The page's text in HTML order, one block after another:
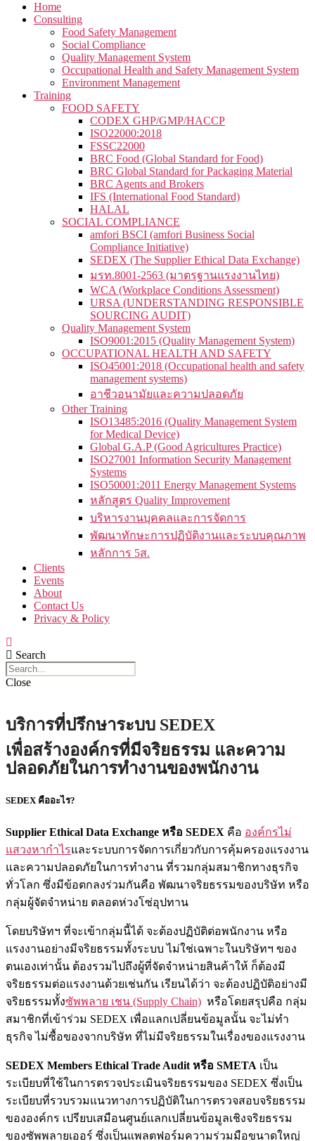
Home
Consulting
Food Safety Management
Social Compliance​
Quality Management System
Occupational Health and Safety Management System
Environment Management
Training
FOOD SAFETY
CODEX GHP/GMP/HACCP
ISO22000:2018
FSSC22000
BRC Food (Global Standard for Food)
BRC Global Standard for Packaging Material
BRC Agents and Brokers
IFS (International Food Standard)
HALAL
SOCIAL COMPLIANCE
amfori BSCI (amfori Business Social
Compliance Initiative)
SEDEX (The Supplier Ethical Data Exchange)
มรท.8001-2563 (มาตรฐานแรงงานไทย)
WCA (Workplace Conditions Assessment)
URSA (UNDERSTANDING RESPONSIBLE
SOURCING AUDIT)
Quality Management System
ISO9001:2015 (Quality Management System)
OCCUPATIONAL HEALTH AND SAFETY
ISO45001:2018 (Occupational health and safety
management systems)
อาชีวอนามัยและความปลอดภัย
Other Training
ISO13485:2016 (Quality Management System
for Medical Device)
Global G.A.P (Good Agricultures Practice)
ISO27001 Information Security Management
Systems
ISO50001:2011 Energy Management Systems
หลักสูตร Quality Improvement
บริหารงานบุคคลและการจัดการ
พัฒนาทักษะการปฏิบัติงานและระบบคุณภาพ
หลักการ 5ส.
Clients
Events
About
Contact Us
Privacy & Policy
Search
Close
บริการที่ปรึกษาระบบ SEDEX
เพื่อสร้างองค์กรที่มีจริยธรรม และความ
ปลอดภัยในการทำงานของพนักงาน
SEDEX คืออะไร?
Supplier Ethical Data Exchange หรือ SEDEX คือ องค์กรไม่
แสวงหากำไรและระบบการจัดการเกี่ยวกับการคุ้มครองแรงงาน
และความปลอดภัยในการทำงาน ที่รวมกลุ่มสมาชิกทางธุรกิจ
ทั่วโลก ซึ่งมีข้อตกลงร่วมกันคือ พัฒนาจริยธรรมของบริษัท หรือ
กลุ่มผู้จัดจำหน่าย ตลอดห่วงโซ่อุปทาน
โดยบริษัทฯ ที่จะเข้ากลุ่มนี้ได้ จะต้องปฏิบัติต่อพนักงาน หรือ
แรงงานอย่างมีจริยธรรมทั้งระบบ ไม่ใช่เฉพาะในบริษัทฯ ของ
ตนเองเท่านั้น ต้องรวมไปถึงผู้ที่จัดจำหน่ายสินค้าให้ ก็ต้องมี
จริยธรรมต่อแรงงานด้วยเช่นกัน เรียนได้ว่า จะต้องปฏิบัติอย่างมี
จริยธรรมทั้งซัพพลาย เชน (Supply Chain) หรือโดยสรุปคือ กลุ่ม
สมาชิกที่เข้าร่วม SEDEX เพื่อแลกเปลี่ยนข้อมูลนั้น จะไม่ทำ
ธุรกิจ ไม่ซื้อของจากบริษัท ที่ไม่มีจริยธรรมในเรื่องของแรงงาน
SEDEX Members Ethical Trade Audit หรือ SMETA เป็น
ระเบียบที่ใช้ในการตรวจประเมินจริยธรรมของ SEDEX ซึ่งเป็น
ระเบียบที่รวบรวมแนวทางการปฏิบัติในการตรวจสอบจริยธรรม
ขององค์กร เปรียบเสมือนศูนย์แลกเปลี่ยนข้อมูลเชิงจริยธรรม
ของซัพพลายเออร์ ซึ่งเป็นแพลตฟอร์มความร่วมมือขนาดใหญ่